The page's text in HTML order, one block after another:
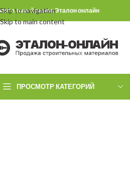
Skip to navigation
Skip to main content
рынок Эталон онлайн
ПРОСМОТР КАТЕГОРИЙ